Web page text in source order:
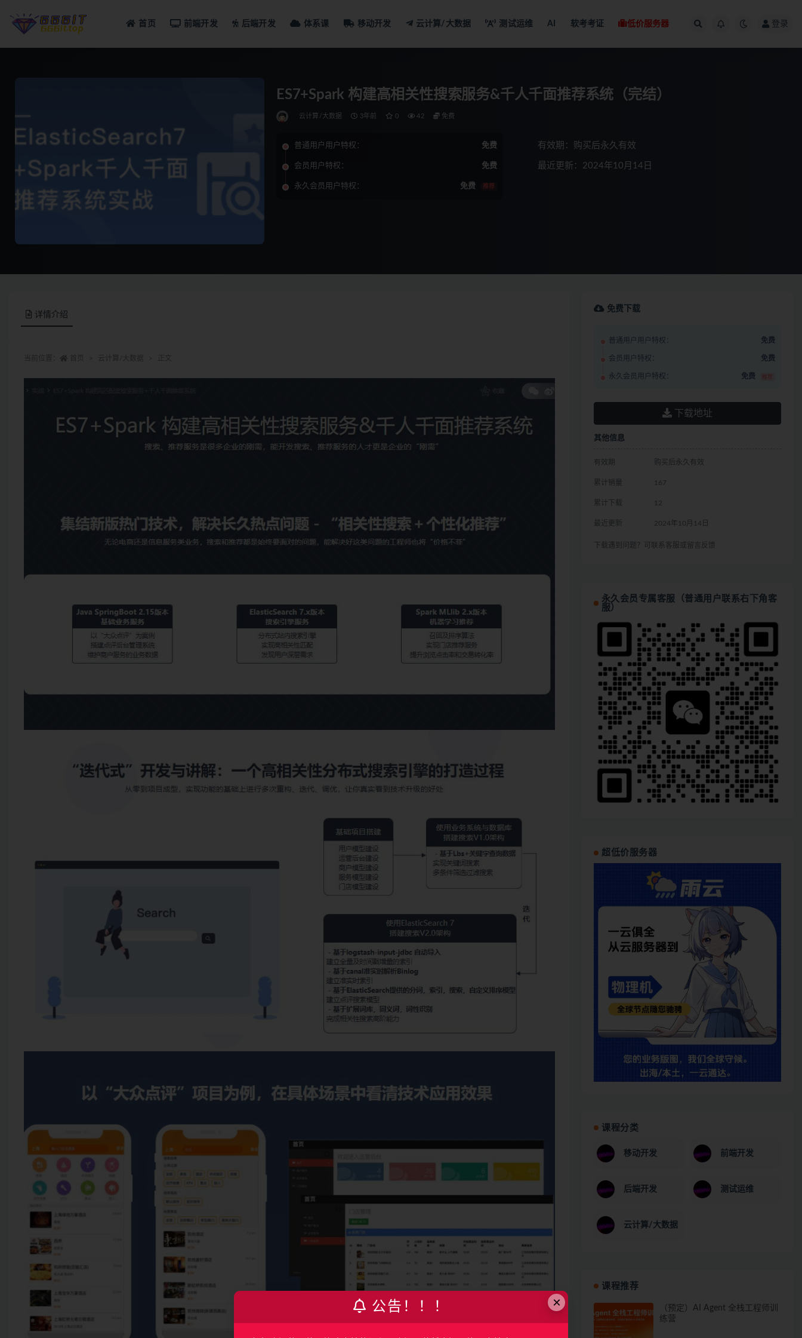
首页 前端开发 后端开发 体系课 移动开发 云计算/大数据 测试运维 AI 软考考证 低价服务器 登录
ES7+Spark 构建高相关性搜索服务&千人千面推荐系统（完结）
云计算/大数据 3年前 0 42 免费
普通用户用户特权： 免费
会员用户特权： 免费
永久会员用户特权： 免费 推荐
有效期：购买后永久有效
最近更新：2024年10月14日
详情介绍
免费下载
普通用户用户特权： 免费
会员用户特权： 免费
永久会员用户特权： 免费 推荐
下载地址
其他信息
有效期 购买后永久有效
累计销量 167
累计下载 12
最近更新 2024年10月14日
下载遇到问题？可联系客服或留言反馈
永久会员专属客服（普通用户联系右下角客
服）
超低价服务器
课程分类
移动开发 前端开发
后端开发 测试运维
云计算/大数据
课程推荐
（预定）AI Agent 全栈工程师训
练营
×
公告！！！